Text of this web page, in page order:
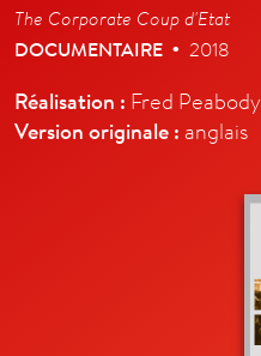
The Corporate Coup d'Etat
DOCUMENTAIRE • 2018
Réalisation : Fred Peabody
Version originale : anglais